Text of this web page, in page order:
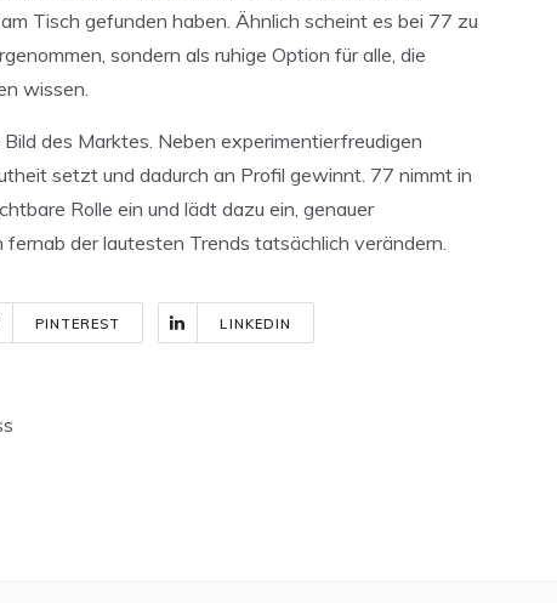
Tisch gefunden haben. Ähnlich scheint es bei 77 zu
sondern als ruhige Option für alle, die
wissen.
des Marktes. Neben experimentierfreudigen
setzt und dadurch an Profil gewinnt. 77 nimmt in
Rolle ein und lädt dazu ein, genauer
der lautesten Trends tatsächlich verändern.
PINTEREST LINKEDIN